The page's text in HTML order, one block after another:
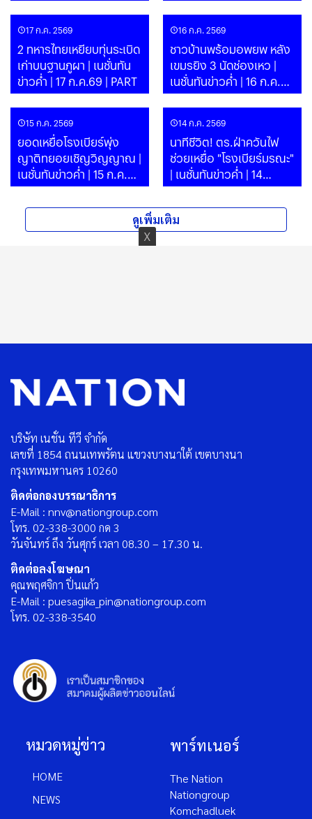
17 ก.ค. 2569
2 ทหารไทยเหยียบทุ่นระเบิด
เก่าบนฐานภูผา | เนชั่นทัน
ข่าวค่ำ | 17 ก.ค.69 | PART
16 ก.ค. 2569
ชาวบ้านพร้อมอพยพ หลัง
เขมรยิง 3 นัดช่องเหว |
เนชั่นทันข่าวค่ำ | 16 ก.ค.69
| PART
15 ก.ค. 2569
ยอดเหยื่อโรงเบียร์พุ่ง
ญาติทยอยเชิญวิญญาณ |
เนชั่นทันข่าวค่ำ | 15 ก.ค.69
| PART
14 ก.ค. 2569
นาทีชีวิต! ตร.ฝ่าควันไฟ
ช่วยเหยื่อ "โรงเบียร์มรณะ"
| เนชั่นทันข่าวค่ำ | 14
ก.ค.69 | PART
ดูเพิ่มเติม
บริษัท เนชั่น ทีวี จำกัด
เลขที่ 1854 ถนนเทพรัตน แขวงบางนาใต้ เขตบางนา
กรุงเทพมหานคร 10260
ติดต่อกองบรรณาธิการ
E-Mail : nnv@nationgroup.com
โทร. 02-338-3000 กด 3
วันจันทร์ ถึง วันศุกร์ เวลา 08.30 – 17.30 น.
ติดต่อลงโฆษณา
คุณพฤศจิกา ปิ่นแก้ว
E-Mail : puesagika_pin@nationgroup.com
โทร. 02-338-3540
หมวดหมู่ข่าว
HOME
NEWS
พาร์ทเนอร์
The Nation
Nationgroup
Komchadluek